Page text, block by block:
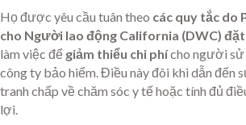
Họ được yêu cầu tuân theo các quy tắc do
cho Người lao động California (DWC)
làm việc để giảm thiểu chi phícho người sử
công ty bảo hiểm. Điều này đôi khi dẫn đến
tranh chấp về chăm sóc y tế hoặc tính đủ
lợi.